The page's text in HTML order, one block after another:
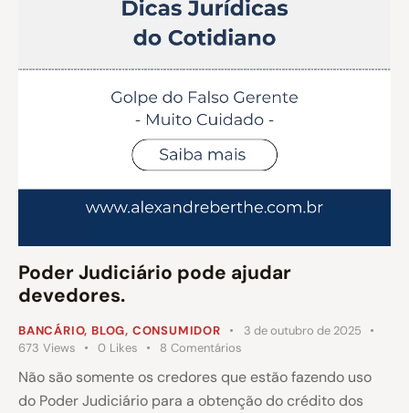
Poder Judiciário pode ajudar
devedores.
BANCÁRIO, BLOG, CONSUMIDOR
3 de outubro de 2025
673 Views 0 Likes 8 Comentários
Não são somente os credores que estão fazendo uso
do Poder Judiciário para a obtenção do crédito dos